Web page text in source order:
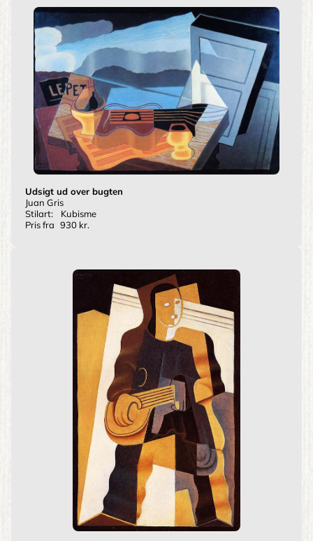
Udsigt ud over bugten
Juan Gris
Stilart:
Kubisme
Pris fra 930 kr.